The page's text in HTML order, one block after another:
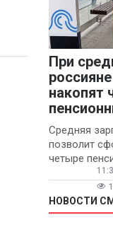
При
накопят
Средняя
позволит
четыре
сообщил
Балынин.
НОВОСТИ